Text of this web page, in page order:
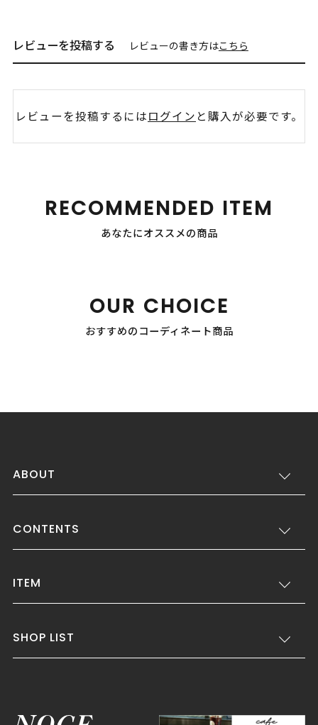
レビューを投稿する レビューの書き方はこちら
レビューを投稿するにはログイン と購入が必要です。
RECOMMENDED ITEM
あなたにオススメの商品
OUR CHOICE
おすすめのコーディネート商品
ABOUT
CONTENTS
ITEM
SHOP LIST